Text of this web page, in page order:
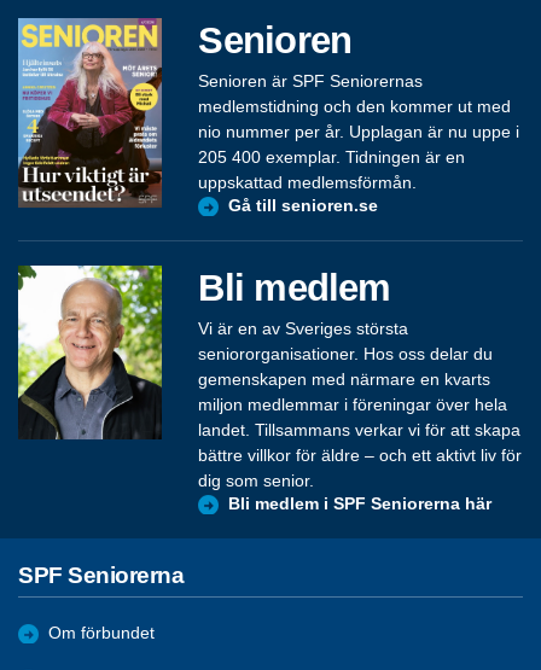
Senioren
Senioren är SPF Seniorernas
medlemstidning och den kommer ut med
nio nummer per år. Upplagan är nu uppe i
205 400 exemplar. Tidningen är en
uppskattad medlemsförmån.
Gå till senioren.se
Bli medlem
Vi är en av Sveriges största
seniororganisationer. Hos oss delar du
gemenskapen med närmare en kvarts
miljon medlemmar i föreningar över hela
landet. Tillsammans verkar vi för att skapa
bättre villkor för äldre – och ett aktivt liv för
dig som senior.
Bli medlem i SPF Seniorerna här
SPF Seniorerna
Om förbundet